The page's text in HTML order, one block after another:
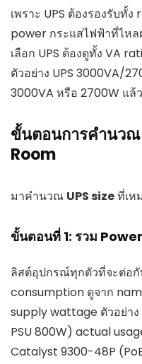
เพราะ UPS ต้องรองรับทั้
power กระแสไฟฟ้าที่ไหล
เลือก UPS ต้องดูทั้ง VA
ตัวอย่าง UPS 3000VA/
3000VA หรือ 2700W แ
ขั้นตอนการคำนว
Room
มาคำนวณ UPS sizeที่เห
ขั้นตอนที่ 1: รวม
ลิสต์อุปกรณ์ทุกตัวที่จะต่อกั
consumption ดูจาก
supply wattage ตัวอย่า
PSU 800W) actual
Catalyst 9300-48P